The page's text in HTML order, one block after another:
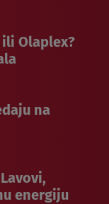
ili Olaplex?
na
energiju